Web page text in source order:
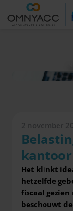
2 november
Het klinkt
hetzelfde
fiscaal
beschouwt